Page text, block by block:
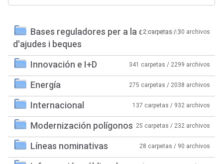
Bases reguladores per a la concessió
d'ajudes i beques
2 carpetas / 30 archivos
Innovación e I+D 341 carpetas / 2299 archivos
Energía 275 carpetas / 2038 archivos
Internacional 137 carpetas / 932 archivos
Modernización polígonos 25 carpetas / 232 archivos
Líneas nominativas 28 carpetas / 90 archivos